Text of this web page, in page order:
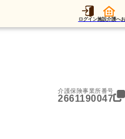
ログイン施設介護へ
訪問看護ステーションふれあい
介護保険事業所番号
2661190047